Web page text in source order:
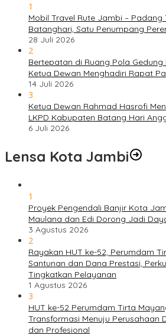
1
Mobil Travel Rute Jambi – Padang
Batanghari, Satu Penumpang
28 Juli 2026
2
Bertepatan di Ruang Pola Gedung
Ketua Dewan Menghadiri Rapat
14 Juli 2026
3
Ketua Dewan Rahmad Hasrofi
LKPD Kabupaten Batang Hari
6 Juli 2026
Lensa Kota Jambi
1
Proyek Pengendali Banjir Kota
Maulana dan Edi Dorong Jadi
3 Agustus 2026
2
Rayakan HUT ke-52, Perumdam
Santunan dan Dana Prestasi,
Tingkatkan Pelayanan
1 Agustus 2026
3
HUT ke-52 Perumdam Tirta
Transformasi Menuju Perusahaan
dan Profesional